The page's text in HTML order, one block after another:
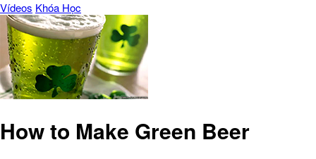
Vídeos Khóa Học
How to Make Green Beer